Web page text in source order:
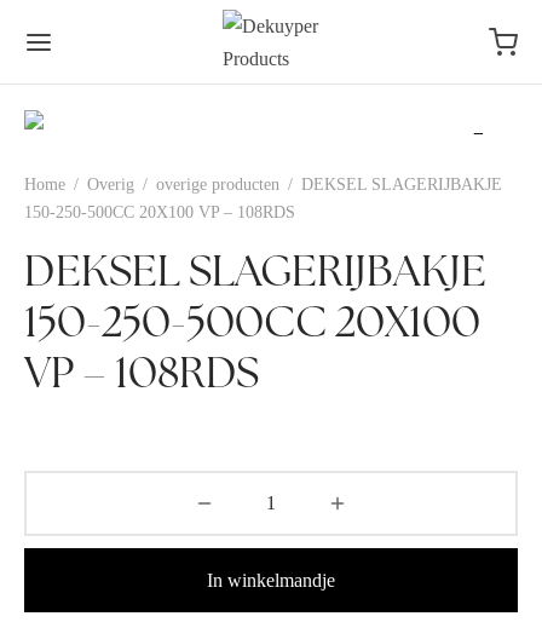
Home / Overig / overige producten / DEKSEL SLAGERIJBAKJE
150-250-500CC 20X100 VP – 108RDS
DEKSEL SLAGERIJBAKJE
150-250-500CC 20X100
VP – 108RDS
In winkelmandje